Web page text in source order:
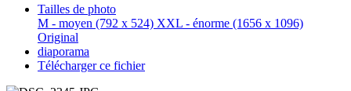
Tailles de photo
M - moyen (792 x 524) XXL - énorme (1656 x 1096)
Original
diaporama
Télécharger ce fichier